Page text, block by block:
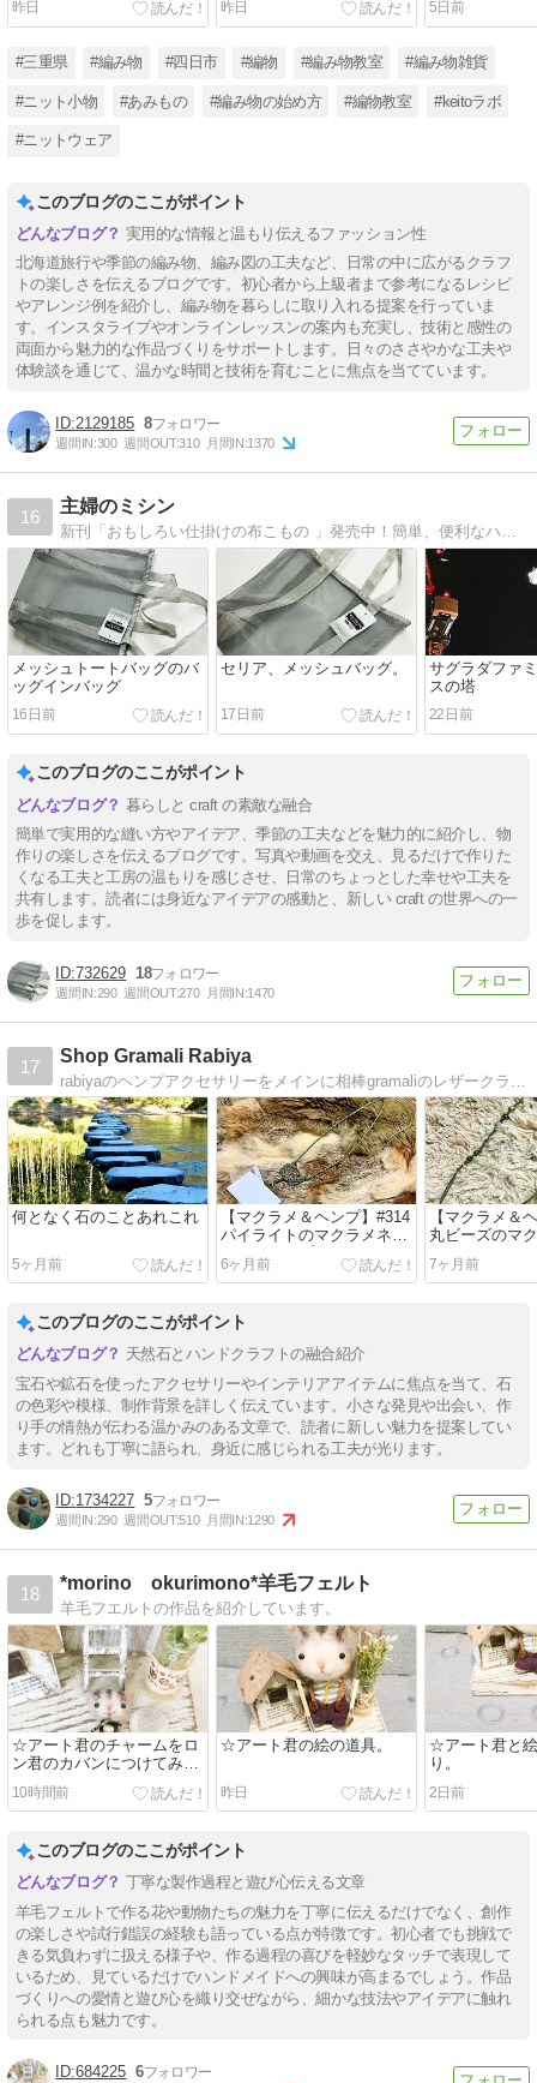
昨日 昨日 5日前
#三重県 #編み物 #四日市 #編物 #編み物教室 #編み物雑貨
#ニット小物 #あみもの #編み物の始め方 #編物教室 #keitoラボ
#ニットウェア
このブログのここがポイント
実用的な情報と温もり伝えるファッション性
北海道旅行や季節の編み物、編み図の工夫など、日常の中に広がるクラフ
トの楽しさを伝えるブログです。初心者から上級者まで参考になるレシピ
やアレンジ例を紹介し、編み物を暮らしに取り入れる提案を行っていま
す。インスタライブやオンラインレッスンの案内も充実し、技術と感性の
両面から魅力的な作品づくりをサポートします。日々のささやかな工夫や
体験談を通じて、温かな時間と技術を育むことに焦点を当てています。
2129185 8
週間IN:300 週間OUT:310 月間IN:1370
16
主婦のミシン
メッシュトートバッグのバ
ッグインバッグ
16日前
セリア、メッシュバッグ。
17日前
サグラダファ
スの塔
22日前
このブログのここがポイント
暮らしと craft の素敵な融合
簡単で実用的な縫い方やアイデア、季節の工夫などを魅力的に紹介し、物
作りの楽しさを伝えるブログです。写真や動画を交え、見るだけで作りた
くなる工夫と工房の温もりを感じさせ、日常のちょっとした幸せや工夫を
共有します。読者には身近なアイデアの感動と、新しい craft の世界への一
歩を促します。
732629 18
週間IN:290 週間OUT:270 月間IN:1470
17
Shop Gramali Rabiya
何となく石のことあれこれ
5ヶ月前
【マクラメ＆ヘンプ】#314
パイライトのマクラメネッ
クストラップ
6ヶ月前
【マクラメ＆
丸ビーズのマ
コード
7ヶ月前
このブログのここがポイント
天然石とハンドクラフトの融合紹介
宝石や鉱石を使ったアクセサリーやインテリアアイテムに焦点を当て、石
の色彩や模様、制作背景を詳しく伝えています。小さな発見や出会い、作
り手の情熱が伝わる温かみのある文章で、読者に新しい魅力を提案してい
ます。どれも丁寧に語られ、身近に感じられる工夫が光ります。
1734227 5
週間IN:290 週間OUT:510 月間IN:1290
18
*morino okurimono*羊毛フェルト
羊毛フエルトの作品を紹介しています。
☆アート君のチャームをロ
ン君のカバンにつけてみ
た…。
10時間前
☆アート君の絵の道具。
昨日
☆アート君と
り。
2日前
このブログのここがポイント
丁寧な製作過程と遊び心伝える文章
羊毛フェルトで作る花や動物たちの魅力を丁寧に伝えるだけでなく、創作
の楽しさや試行錯誤の経験も語っている点が特徴です。初心者でも挑戦で
きる気負わずに扱える様子や、作る過程の喜びを軽妙なタッチで表現して
いるため、見ているだけでハンドメイドへの興味が高まるでしょう。作品
づくりへの愛情と遊び心を織り交ぜながら、細かな技法やアイデアに触れ
られる点も魅力です。
684225 6